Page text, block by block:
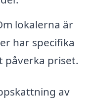
lokalerna är
har specifika
påverka priset.
av